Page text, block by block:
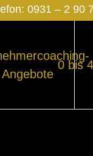
0931 – 2 90
Angebote
0 bis